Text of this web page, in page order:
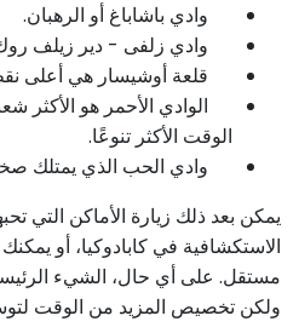
وادي باشاباغ أو الرهبان.
وادي زلفى - دير زيلف
قلعة أوشيسار هي أعلى
الوادي الأحمر هو الأكثر
الوقت الأكثر تنوعًا.
وادي الحب الذي يمتلك
يمكن بعد ذلك زيارة الأماكن التي
الاستكشافية في كابادوكيا، أو
مستقل. على أي حال، الشيء
ولكن تخصيص المزيد من الوقت